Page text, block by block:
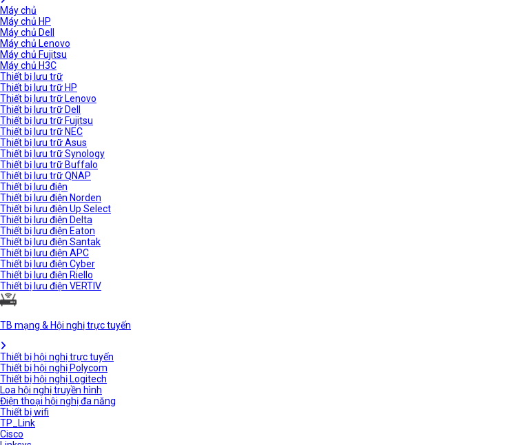
Máy chủ
Máy chủ HP
Máy chủ Dell
Máy chủ Lenovo
Máy chủ Fujitsu
Máy chủ H3C
Thiết bị lưu trữ
Thiết bị lưu trữ HP
Thiết bị lưu trữ Lenovo
Thiết bị lưu trữ Dell
Thiết bị lưu trữ Fujitsu
Thiết bị lưu trữ NEC
Thiết bị lưu trữ Asus
Thiết bị lưu trữ Synology
Thiết bị lưu trữ Buffalo
Thiết bị lưu trữ QNAP
Thiết bị lưu điện
Thiết bị lưu điện Norden
Thiết bị lưu điện Up Select
Thiết bị lưu điện Delta
Thiết bị lưu điện Eaton
Thiết bị lưu điện Santak
Thiết bị lưu điện APC
Thiết bị lưu điện Cyber
Thiết bị lưu điện Riello
Thiết bị lưu điện VERTIV
TB mạng & Hội nghị trực tuyến
Thiết bị hội nghị trực tuyến
Thiết bị hội nghị Polycom
Thiết bị hội nghị Logitech
Loa hội nghị truyền hình
Điện thoại hội nghị đa năng
Thiết bị wifi
TP_Link
Cisco